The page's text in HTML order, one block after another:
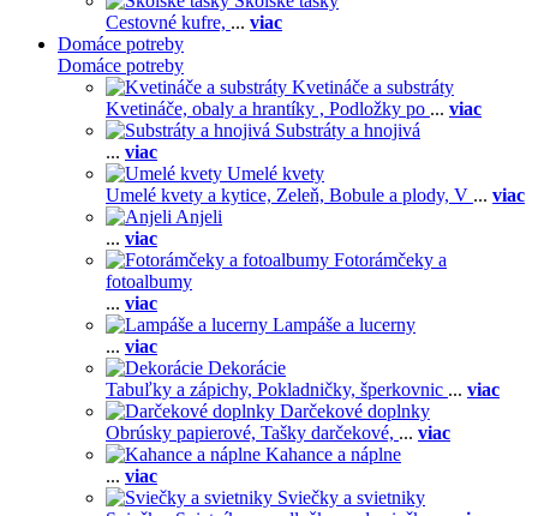
Cestovné kufre, ... viac
Domáce potreby
Domáce potreby
Kvetináče a substráty
Kvetináče, obaly a hrantíky , Podložky po ... viac
Substráty a hnojivá
... viac
Umelé kvety
Umelé kvety a kytice, Zeleň, Bobule a plody, V ... viac
Anjeli
... viac
Fotorámčeky a
fotoalbumy
... viac
Lampáše a lucerny
... viac
Dekorácie
Tabuľky a zápichy, Pokladničky, šperkovnic ... viac
Darčekové doplnky
Obrúsky papierové, Tašky darčekové, ... viac
Kahance a náplne
... viac
Sviečky a svietniky